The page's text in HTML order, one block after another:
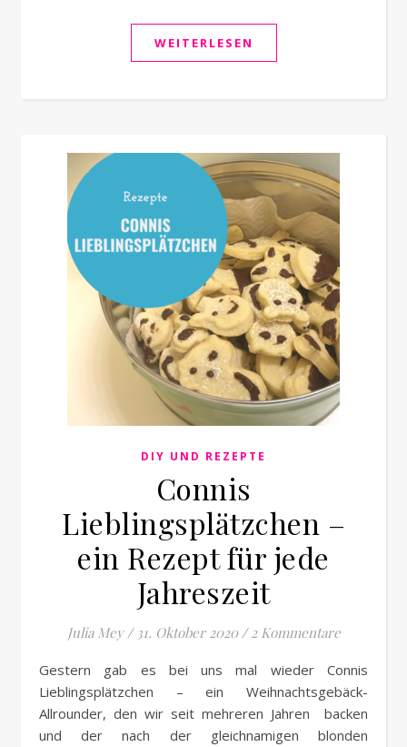
WEITERLESEN
DIY UND REZEPTE
Connis
Lieblingsplätzchen –
ein Rezept für jede
Jahreszeit
Julia Mey / 31. Oktober 2020 / 2 Kommentare
Gestern gab es bei uns mal wieder Connis
Lieblingsplätzchen – ein Weihnachtsgebäck-
Allrounder, den wir seit mehreren Jahren backen
und der nach der gleichnamigen blonden